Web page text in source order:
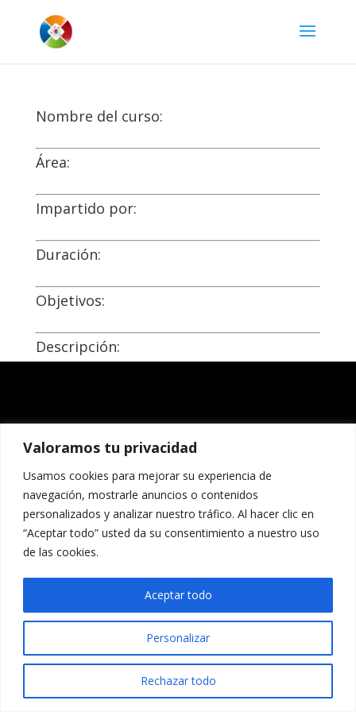
Valoramos tu privacidad
Usamos cookies para mejorar su experiencia de
navegación, mostrarle anuncios o contenidos
personalizados y analizar nuestro tráfico. Al hacer clic en
“Aceptar todo” usted da su consentimiento a nuestro uso
de las cookies.
Personalizar
Rechazar todo
Aceptar todo
Nombre del curso:
Área:
Impartido por:
Duración:
Objetivos:
Descripción: